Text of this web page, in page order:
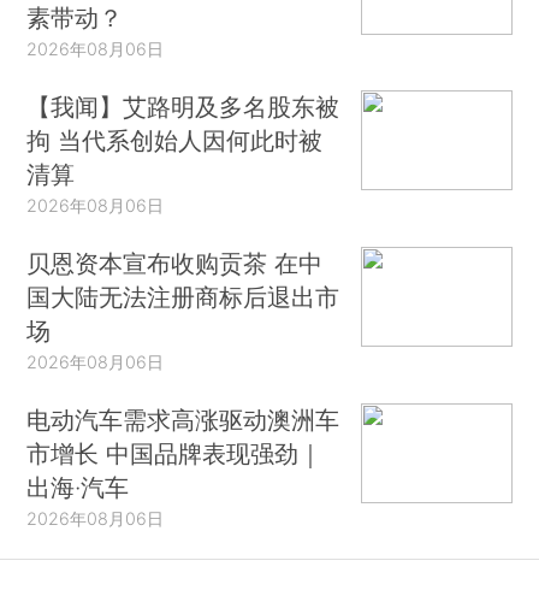
素带动？
2026年08月06日
【我闻】艾路明及多名股东被
拘 当代系创始人因何此时被
清算
2026年08月06日
贝恩资本宣布收购贡茶 在中
国大陆无法注册商标后退出市
场
2026年08月06日
电动汽车需求高涨驱动澳洲车
市增长 中国品牌表现强劲｜
出海·汽车
2026年08月06日